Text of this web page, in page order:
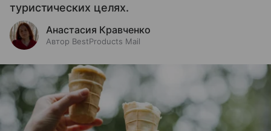
туристических целях.
Анастасия Кравченко
Автор BestProducts Mail